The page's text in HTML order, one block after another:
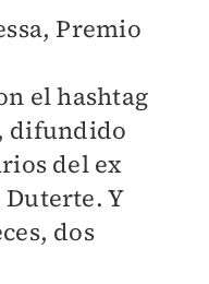
Premio
el hashtag
difundido
del ex
Y
dos